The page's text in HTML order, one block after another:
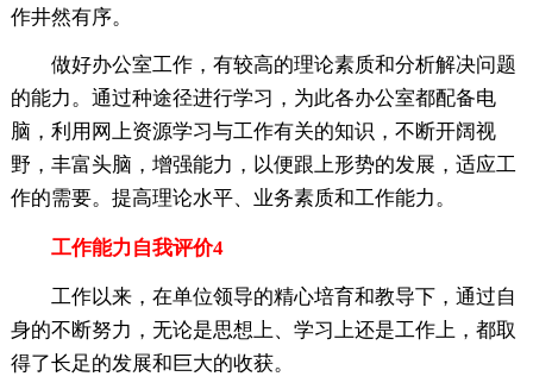
作井然有序。
做好办公室工作，有较高的理论素质和分析解决问题
的能力。通过种途径进行学习，为此各办公室都配备电
脑，利用网上资源学习与工作有关的知识，不断开阔视
野，丰富头脑，增强能力，以便跟上形势的发展，适应工
作的需要。提高理论水平、业务素质和工作能力。
工作能力自我评价4
工作以来，在单位领导的精心培育和教导下，通过自
身的不断努力，无论是思想上、学习上还是工作上，都取
得了长足的发展和巨大的收获。